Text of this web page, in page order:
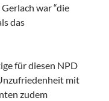
war “die
das
für diesen NPD
mit
zudem